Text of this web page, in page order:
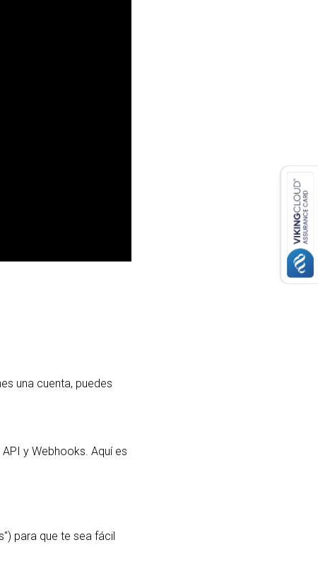
una cuenta, puedes
y Webhooks. Aquí es
para que te sea fácil